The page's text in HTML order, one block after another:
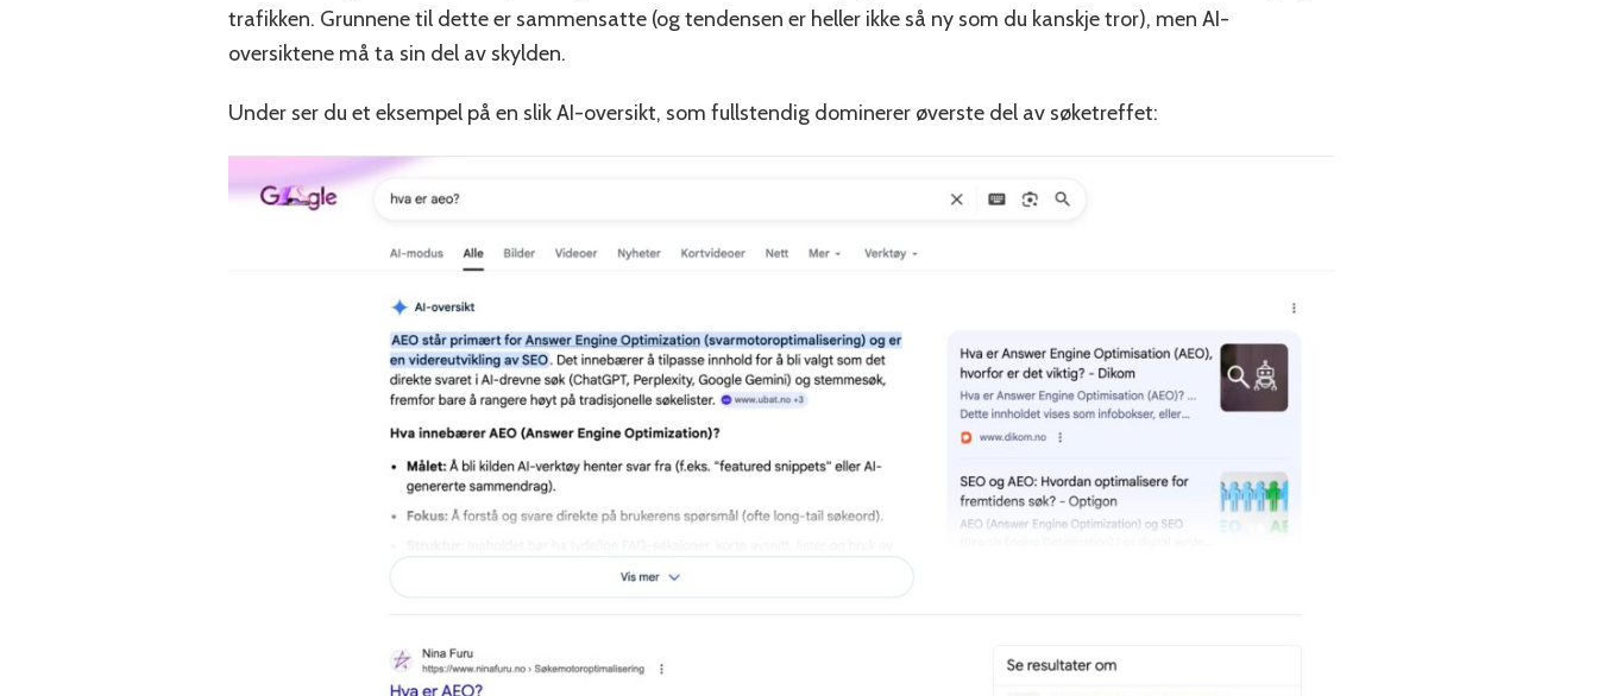
trafikken. Grunnene til dette er sammensatte (og tendensen er heller ikke så ny som du kanskje tror), men AI-
oversiktene må ta sin del av skylden.
Under ser du et eksempel på en slik AI-oversikt, som fullstendig dominerer øverste del av søketreffet: